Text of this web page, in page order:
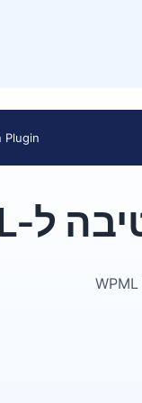
Plugin